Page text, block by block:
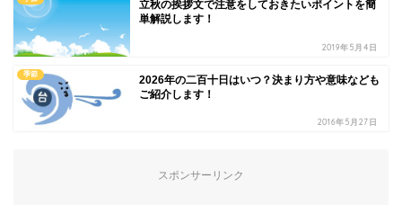
立秋の挨拶文で注意をしておきたいポイントを簡
単解説します！
2019年5月4日
季節
2026年の二百十日はいつ？決まり方や意味なども
ご紹介します！
2016年5月27日
スポンサーリンク